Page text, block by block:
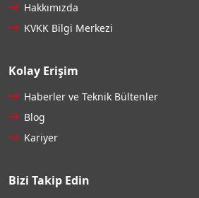
Hakkımızda
KVKK Bilgi Merkezi
Kolay Erişim
Haberler ve Teknik Bültenler
Blog
Kariyer
Bizi Takip Edin